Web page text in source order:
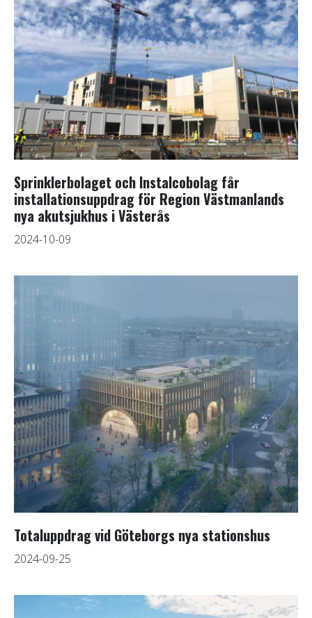
Sprinklerbolaget och Instalcobolag får
installationsuppdrag för Region Västmanlands
nya akutsjukhus i Västerås
2024-10-09
Totaluppdrag vid Göteborgs nya stationshus
2024-09-25